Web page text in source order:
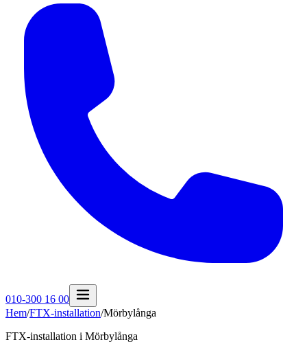
010-300 16 00
Hem/FTX-installation/Mörbylånga
FTX-installation i Mörbylånga